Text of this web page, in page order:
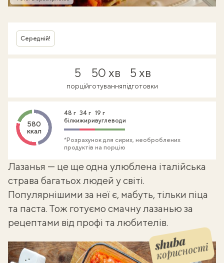
Середній!
5
порцій
50 хв
готування
5 хв
підготовки
580
ккал
48 г
білки
34 г
жири
19 г
вуглеводи
*Розрахунок для сирих, необроблених
продуктів на порцію
Лазанья — це ще одна улюблена італійська
страва багатьох людей у світі.
Популярнішими за неї є, мабуть, тільки піца
та паста. Тож готуємо смачну лазанью за
рецептами від профі та любителів.
корисності
Shuba корисності